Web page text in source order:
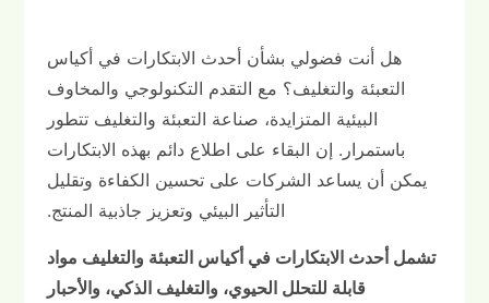
هل أنت فضولي بشأن أحدث الابتكارات في أكياس
التعبئة والتغليف؟ مع التقدم التكنولوجي والمخاوف
البيئية المتزايدة، صناعة التعبئة والتغليف تتطور
باستمرار. إن البقاء على اطلاع دائم بهذه الابتكارات
يمكن أن يساعد الشركات على تحسين الكفاءة وتقليل
التأثير البيئي وتعزيز جاذبية المنتج.
تشمل أحدث الابتكارات في أكياس التعبئة والتغليف مواد
قابلة للتحلل الحيوي، والتغليف الذكي، والأحبار